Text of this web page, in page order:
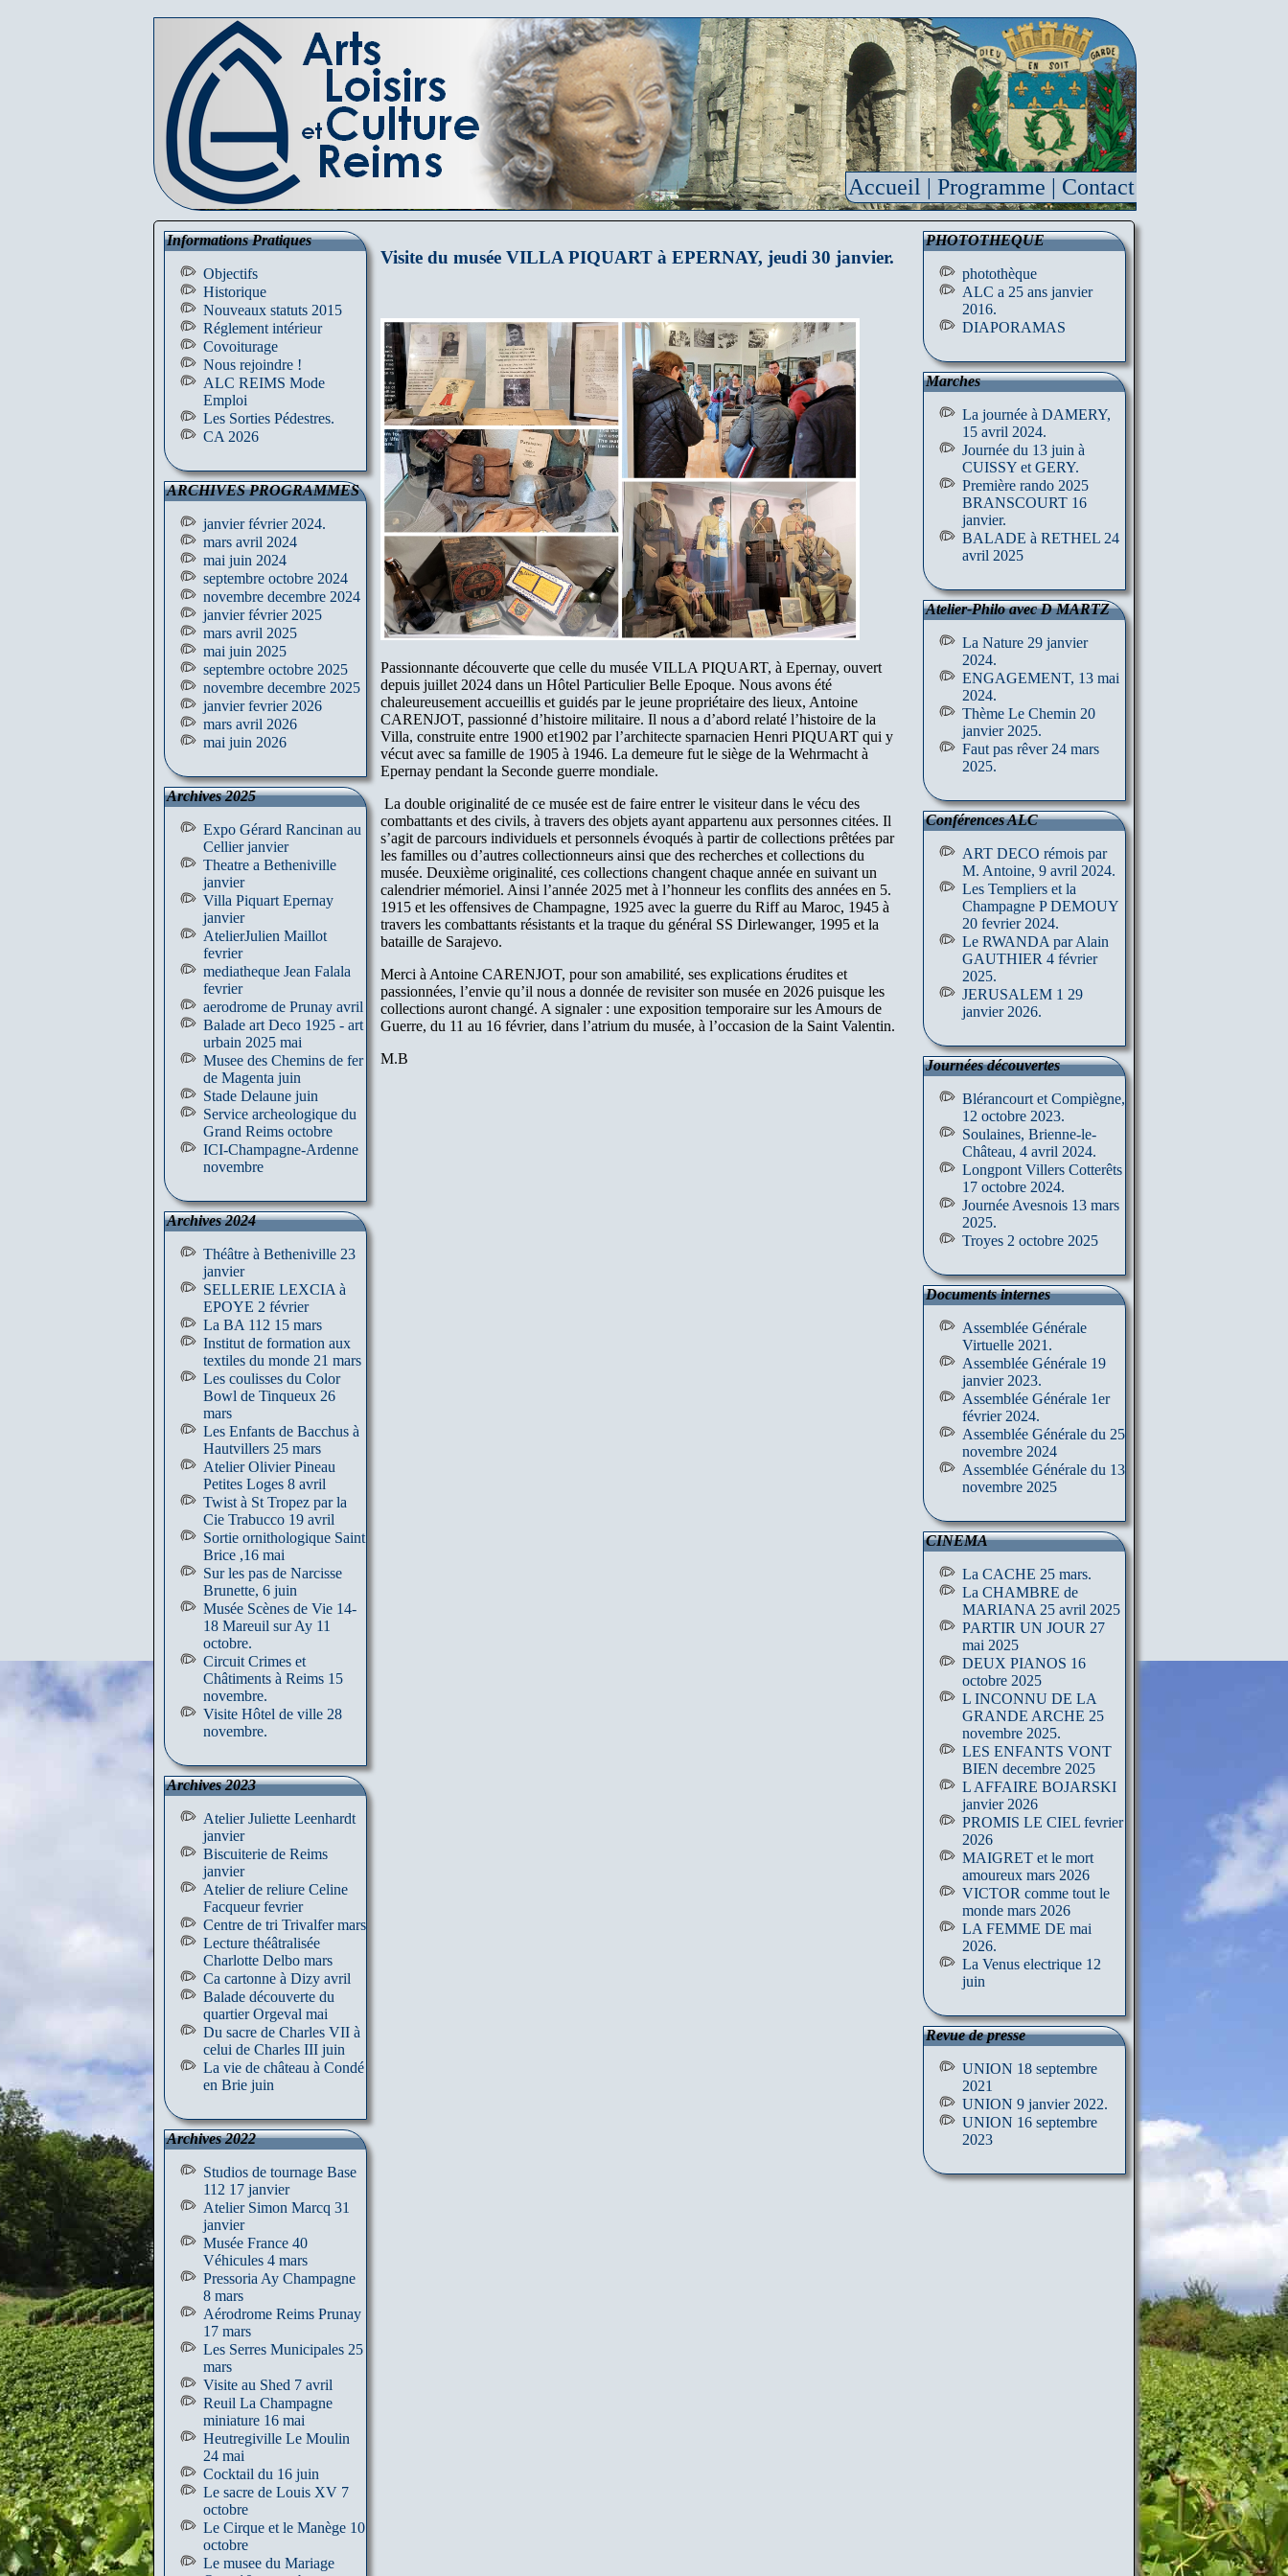
Accueil | Programme | Contact
Informations Pratiques
Objectifs
Historique
Nouveaux statuts 2015
Réglement intérieur
Covoiturage
Nous rejoindre !
ALC REIMS Mode
Emploi
Les Sorties Pédestres.
CA 2026
ARCHIVES PROGRAMMES
janvier février 2024.
mars avril 2024
mai juin 2024
septembre octobre 2024
novembre decembre 2024
janvier février 2025
mars avril 2025
mai juin 2025
septembre octobre 2025
novembre decembre 2025
janvier fevrier 2026
mars avril 2026
mai juin 2026
Archives 2025
Expo Gérard Rancinan au
Cellier janvier
Theatre a Betheniville
janvier
Villa Piquart Epernay
janvier
AtelierJulien Maillot
fevrier
mediatheque Jean Falala
fevrier
aerodrome de Prunay avril
Balade art Deco 1925 - art
urbain 2025 mai
Musee des Chemins de fer
de Magenta juin
Stade Delaune juin
Service archeologique du
Grand Reims octobre
ICI-Champagne-Ardenne
novembre
Archives 2024
Théâtre à Betheniville 23
janvier
SELLERIE LEXCIA à
EPOYE 2 février
La BA 112 15 mars
Institut de formation aux
textiles du monde 21 mars
Les coulisses du Color
Bowl de Tinqueux 26
mars
Les Enfants de Bacchus à
Hautvillers 25 mars
Atelier Olivier Pineau
Petites Loges 8 avril
Twist à St Tropez par la
Cie Trabucco 19 avril
Sortie ornithologique Saint
Brice ,16 mai
Sur les pas de Narcisse
Brunette, 6 juin
Musée Scènes de Vie 14-
18 Mareuil sur Ay 11
octobre.
Circuit Crimes et
Châtiments à Reims 15
novembre.
Visite Hôtel de ville 28
novembre.
Archives 2023
Atelier Juliette Leenhardt
janvier
Biscuiterie de Reims
janvier
Atelier de reliure Celine
Facqueur fevrier
Centre de tri Trivalfer mars
Lecture théâtralisée
Charlotte Delbo mars
Ca cartonne à Dizy avril
Balade découverte du
quartier Orgeval mai
Du sacre de Charles VII à
celui de Charles III juin
La vie de château à Condé
en Brie juin
Archives 2022
Studios de tournage Base
112 17 janvier
Atelier Simon Marcq 31
janvier
Musée France 40
Véhicules 4 mars
Pressoria Ay Champagne
8 mars
Aérodrome Reims Prunay
17 mars
Les Serres Municipales 25
mars
Visite au Shed 7 avril
Reuil La Champagne
miniature 16 mai
Heutregiville Le Moulin
24 mai
Cocktail du 16 juin
Le sacre de Louis XV 7
octobre
Le Cirque et le Manège 10
octobre
Le musee du Mariage
PHOTOTHEQUE
photothèque
ALC a 25 ans janvier
2016.
DIAPORAMAS
Marches
La journée à DAMERY,
15 avril 2024.
Journée du 13 juin à
CUISSY et GERY.
Première rando 2025
BRANSCOURT 16
janvier.
BALADE à RETHEL 24
avril 2025
Atelier-Philo avec D MARTZ
La Nature 29 janvier
2024.
ENGAGEMENT, 13 mai
2024.
Thème Le Chemin 20
janvier 2025.
Faut pas rêver 24 mars
2025.
Conférences ALC
ART DECO rémois par
M. Antoine, 9 avril 2024.
Les Templiers et la
Champagne P DEMOUY
20 fevrier 2024.
Le RWANDA par Alain
GAUTHIER 4 février
2025.
JERUSALEM 1 29
janvier 2026.
Journées découvertes
Blérancourt et Compiègne,
12 octobre 2023.
Soulaines, Brienne-le-
Château, 4 avril 2024.
Longpont Villers Cotterêts
17 octobre 2024.
Journée Avesnois 13 mars
2025.
Troyes 2 octobre 2025
Documents internes
Assemblée Générale
Virtuelle 2021.
Assemblée Générale 19
janvier 2023.
Assemblée Générale 1er
février 2024.
Assemblée Générale du 25
novembre 2024
Assemblée Générale du 13
novembre 2025
CINEMA
La CACHE 25 mars.
La CHAMBRE de
MARIANA 25 avril 2025
PARTIR UN JOUR 27
mai 2025
DEUX PIANOS 16
octobre 2025
L INCONNU DE LA
GRANDE ARCHE 25
novembre 2025.
LES ENFANTS VONT
BIEN decembre 2025
L AFFAIRE BOJARSKI
janvier 2026
PROMIS LE CIEL fevrier
2026
MAIGRET et le mort
amoureux mars 2026
VICTOR comme tout le
monde mars 2026
LA FEMME DE mai
2026.
La Venus electrique 12
juin
Revue de presse
UNION 18 septembre
2021
UNION 9 janvier 2022.
UNION 16 septembre
2023
Visite du musée VILLA PIQUART à EPERNAY, jeudi 30 janvier.
Passionnante découverte que celle du musée VILLA PIQUART, à Epernay, ouvert
depuis juillet 2024 dans un Hôtel Particulier Belle Epoque. Nous avons été
chaleureusement accueillis et guidés par le jeune propriétaire des lieux, Antoine
CARENJOT, passionné d’histoire militaire. Il nous a d’abord relaté l’histoire de la
Villa, construite entre 1900 et1902 par l’architecte sparnacien Henri PIQUART qui y
vécut avec sa famille de 1905 à 1946. La demeure fut le siège de la Wehrmacht à
Epernay pendant la Seconde guerre mondiale.
La double originalité de ce musée est de faire entrer le visiteur dans le vécu des
combattants et des civils, à travers des objets ayant appartenu aux personnes citées. Il
s’agit de parcours individuels et personnels évoqués à partir de collections prêtées par
les familles ou d’autres collectionneurs ainsi que des recherches et collections du
musée. Deuxième originalité, ces collections changent chaque année en suivant un
calendrier mémoriel. Ainsi l’année 2025 met à l’honneur les conflits des années en 5.
1915 et les offensives de Champagne, 1925 avec la guerre du Riff au Maroc, 1945 à
travers les combattants résistants et la traque du général SS Dirlewanger, 1995 et la
bataille de Sarajevo.
Merci à Antoine CARENJOT, pour son amabilité, ses explications érudites et
passionnées, l’envie qu’il nous a donnée de revisiter son musée en 2026 puisque les
collections auront changé. A signaler : une exposition temporaire sur les Amours de
Guerre, du 11 au 16 février, dans l’atrium du musée, à l’occasion de la Saint Valentin.
M.B